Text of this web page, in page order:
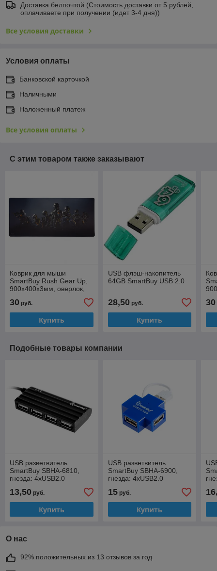
Доставка белпочтой (Стоимость доставки от 5 рублей,
оплачиваете при получении (идет 3-4 дня))
Все условия доставки
Условия оплаты
Банковской карточкой
Наличными
Наложенный платеж
Все условия оплаты
С этим товаром также заказывают
Коврик для мыши
SmartBuy Rush Gear Up,
900x400x3мм, оверлок,
30 руб.
Купить
USB флэш-накопитель
64GB SmartBuy USB 2.0
28,50руб.
Купить
30
Подобные товары компании
USB разветвитель
SmartBuy SBHA-6810,
гнезда: 4xUSB2.0
13,50 руб.
Купить
USB разветвитель
SmartBuy SBHA-6900,
гнезда: 4xUSB2.0
15руб.
Купить
О нас
92% положительных из 13 отзывов за год